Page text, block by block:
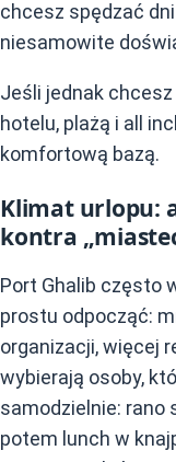
chcesz spędzać
niesamowite
Jeśli jednak
hotelu, plażą i all
komfortową bazą.
Klimat urlopu:
kontra
Port Ghalib często
prostu odpocząć:
organizacji, więcej
wybierają osoby,
samodzielnie: rano
potem lunch w